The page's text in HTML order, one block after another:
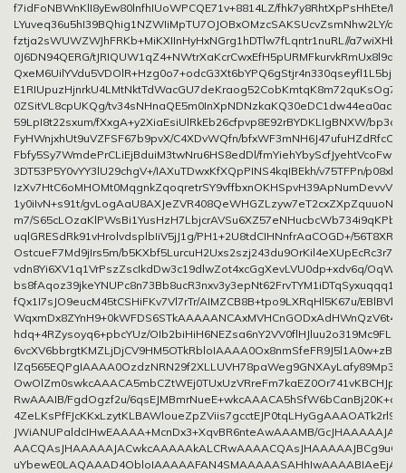
f7idFoNBWnKlI8yEw80lnfhIUoWPCQE71v+8814LZ/fhk7y8RhtXpPsHhEte/
LYuveq36u5hI39BQhig1NZWIiMpTU7OJOBxOMzcSAKSUcvZsmNhw2LY/
fztja2sWUWZWJhFRKb+MiKXIInHyHxNGrg1hDTlw7fLqntr1nuRL//
0J6DN94QERG/
0ZSitVL8cpUKQg/
59LpI8t22sxum/fXxgA+y2XiaEsiUlRkEb26cfpvp8E92rBYDKLIgBNXW/
FyHWnjxhUt9uVZFSF67b9pvX/C4XDvWQfn/
Fbfy5Sy7WmdePrCLiEjBduiM3twNru6HS8edDl/
3DT53P5Y0vYY3lU29chgV+/IAXuTDwxKfXQpPINS4kqIBEkh/v75TFPn/
1y0iIvN+s91t/
m7/S65cLOzaKlPWsBi1YusHzH7LbjcrAVSu6XZ57eNHucbcWb734i9qKPb/
uqlGRESdRk91vHrolvdsplbIiV5jJ1g/PH1+2U8tdCIHNnfrAaCOGD+/56T8XR/
OstcueF7Md9jIrs5m/
vdn8Yi6XV1q1VrPszZscIkdDw3c19dlwZot4xcGgXevLVU0dp+xdv6q/
fQx1I7sJO9eucM45tCSHiFKv7Vl7rTr/AIMZCB8B+tpo9LXRqHl5K67u/
hdq+4RZysoyq6+pbcYUz/
RwAAAIB/FgdOgzf2u/
JWiANUPaldcIHwEAAAA+McnDx3+XqvBR6nteAwAAAMB/